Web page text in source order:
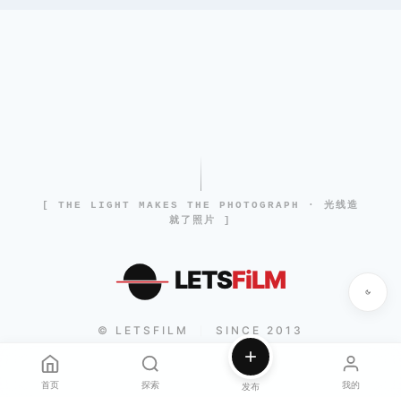
[ THE LIGHT MAKES THE PHOTOGRAPH · 光线造
就了照片 ]
LETSFiLM
© LETSFILM SINCE 2013
首页 探索 发布 我的